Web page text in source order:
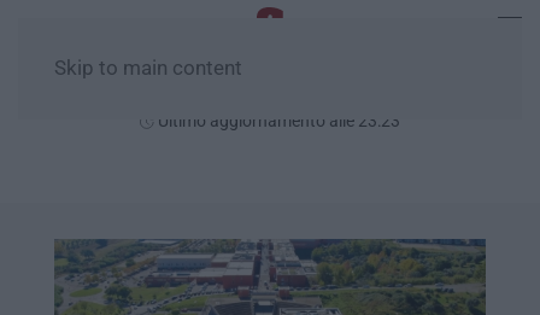
Skip to main content
Ultimo aggiornamento alle 23:23